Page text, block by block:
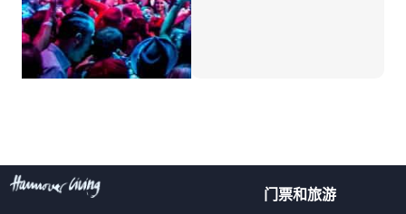
门票和旅游